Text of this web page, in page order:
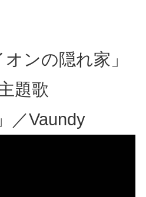
ンの隠れ家」
題歌
／Vaundy